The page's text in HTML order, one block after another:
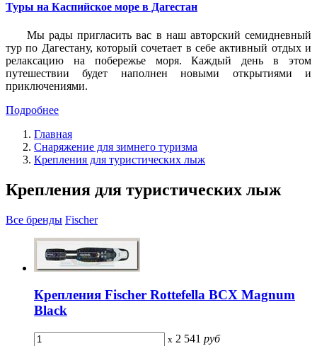
Туры на Каспийское море в Дагестан
Мы рады пригласить вас в наш авторский семидневный
тур по Дагестану, который сочетает в себе активный отдых и
релаксацию на побережье моря. Каждый день в этом
путешествии будет наполнен новыми открытиями и
приключениями.
Подробнее
Главная
Снаряжение для зимнего туризма
Крепления для туристических лыж
Крепления для туристических лыж
Все бренды Fischer
Крепления Fischer Rottefella BCX Magnum
Black
x 2 541 руб